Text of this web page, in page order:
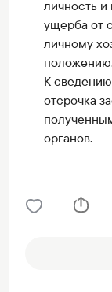
личность
ущерба от
личному
К
отсрочка
органов.